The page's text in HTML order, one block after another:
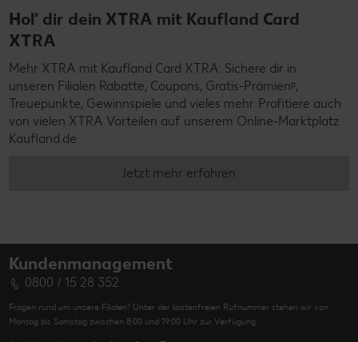
Hol' dir dein XTRA mit Kaufland Card
XTRA
Mehr XTRA mit Kaufland Card XTRA: Sichere dir in
unseren Filialen Rabatte, Coupons, Gratis-Prämienᵖ,
Treuepunkte, Gewinnspiele und vieles mehr. Profitiere auch
von vielen XTRA Vorteilen auf unserem Online-Marktplatz
Kaufland.de
Jetzt mehr erfahren
Kundenmanagement
0800 / 15 28 352
Fragen rund um unsere Filialen? Unter der kostenfreien Rufnummer stehen wir von
Montag bis Samstag zwischen 8:00 und 19:00 Uhr zur Verfügung.